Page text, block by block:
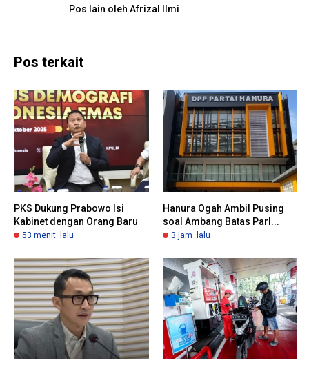
Pos lain oleh Afrizal Ilmi
Pos terkait
PKS Dukung Prabowo Isi
Kabinet dengan Orang Baru
53 menit lalu
Hanura Ogah Ambil Pusing
soal Ambang Batas Parl...
3 jam lalu